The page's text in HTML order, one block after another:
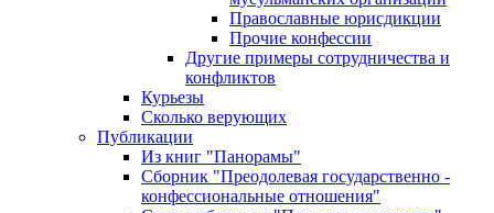
Православные юрисдикции
Прочие конфессии
Другие примеры сотрудничества и
конфликтов
Курьезы
Сколько верующих
Публикации
Из книг "Панорамы"
Сборник "Преодолевая государственно -
конфессиональные отношения"